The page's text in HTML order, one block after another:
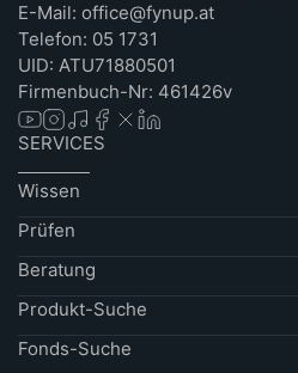
E-Mail: office@fynup.at
Telefon: 05 1731
UID: ATU71880501
Firmenbuch-Nr: 461426v
SERVICES
Wissen
Prüfen
Beratung
Produkt-Suche
Fonds-Suche